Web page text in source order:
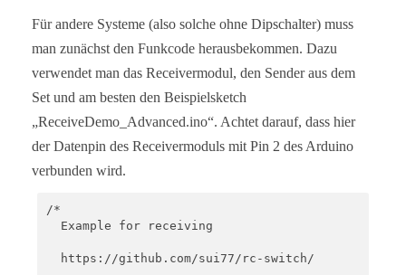
Für andere Systeme (also solche ohne Dipschalter) muss
man zunächst den Funkcode herausbekommen. Dazu
verwendet man das Receivermodul, den Sender aus dem
Set und am besten den Beispielsketch
„ReceiveDemo_Advanced.ino“. Achtet darauf, dass hier
der Datenpin des Receivermoduls mit Pin 2 des Arduino
verbunden wird.
/*
  Example for receiving
  https://github.com/sui77/rc-switch/